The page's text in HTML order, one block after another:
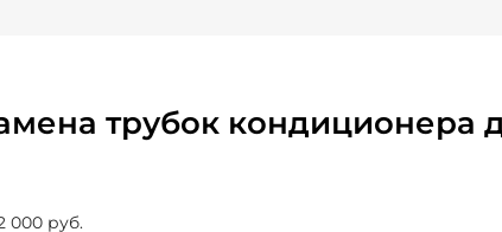
трубок кондиционера
000 руб.